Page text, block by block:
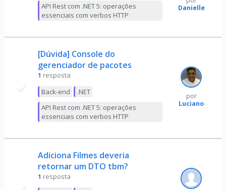
API Rest com .NET 5: operações
essenciais com verbos HTTP
Danielle
[Dúvida] Console do
gerenciador de pacotes
1 resposta
Back-end
.NET
API Rest com .NET 5: operações
essenciais com verbos HTTP
por
Luciano
Adiciona Filmes deveria
retornar um DTO tbm?
1 resposta